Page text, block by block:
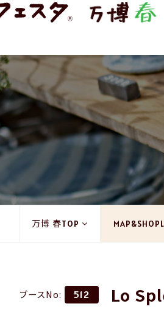
万博 春TOP
ブースNo: 512 Lo